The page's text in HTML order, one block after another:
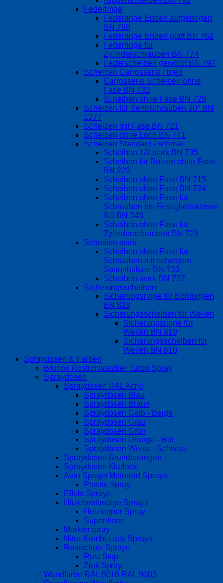
Federringe
Federringe Enden aufgebogen
BN 760
Federringe Enden glatt BN 762
Federringe für
Zylinderschrauben BN 774
Federscheiben gewölbt BN 797
Scheiben Carrosserie / breit
Carrosserie Scheiben ohne
Fase BN 732
Scheiben ohne Fase BN 729
Scheiben für Senkschrauben 90° BN
1277
Scheiben mit Fase BN 721
Scheiben ohne Loch BN 741
Scheiben Standard / schmal
Scheiben 1/2 stark BN 735
Scheiben für Bolzen ohne Fase
BN 223
Scheiben ohne Fase BN 715
Scheiben ohne Fase BN 724
Scheiben ohne Fase für
Schrauben bis Festigkeitsklasse
8.8 BN 343
Scheiben ohne Fase für
Zylinderschrauben BN 726
Scheiben stark
Scheiben ohne Fase für
Schrauben mit schweren
Spannhülsen BN 733
Scheiben stark BN 737
Sicherungsscheiben
Sicherungsringe für Bohrungen
BN 823
Sicherungsscheiben für Wellen
Sicherungsringe für
Wellen BN 819
Sicherungsscheiben für
Wellen BN 810
Spraydosen & Farben
Brunox Rostumwandler Turbo Spray
Spraydosen
Spraydosen RAL Acryl
Spraydosen Blau
Spraydosen Braun
Spraydosen Gelb - Beige
Spraydosen Grau
Spraydosen Grün
Spraydosen Orange - Rot
Spraydosen Weiss - Schwarz
Spraydosen Grundierungen
Spraydosen Klarlack
Auto Sprays Motorrad Sprays
Plastic Spray
Effekt Sprays
Hitzebeständige Sprays
Heizkörper Spray
Supertherm
Markierspray
Nitro-Kombi-Lack Sprays
Rostschutz Sprays
Rust Stop
Zink Spray
Wandfarbe RAL 9010 RAL 9003